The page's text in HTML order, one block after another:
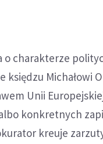
o charakterze
księdzu Michałowi
Unii
konkretnych
kreuje